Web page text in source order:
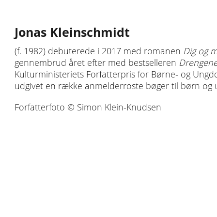
Jonas Kleinschmidt
(f. 1982) debuterede i 2017 med romanen Dig og
gennembrud året efter med bestselleren
Kulturministeriets Forfatterpris for Børne- og
udgivet en række anmelderroste bøger til børn og
Forfatterfoto © Simon Klein-Knudsen